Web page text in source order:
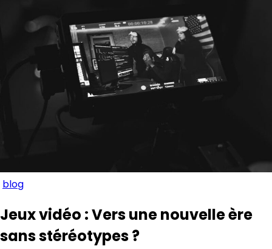
blog
Jeux vidéo : Vers une nouvelle ère
sans stéréotypes ?